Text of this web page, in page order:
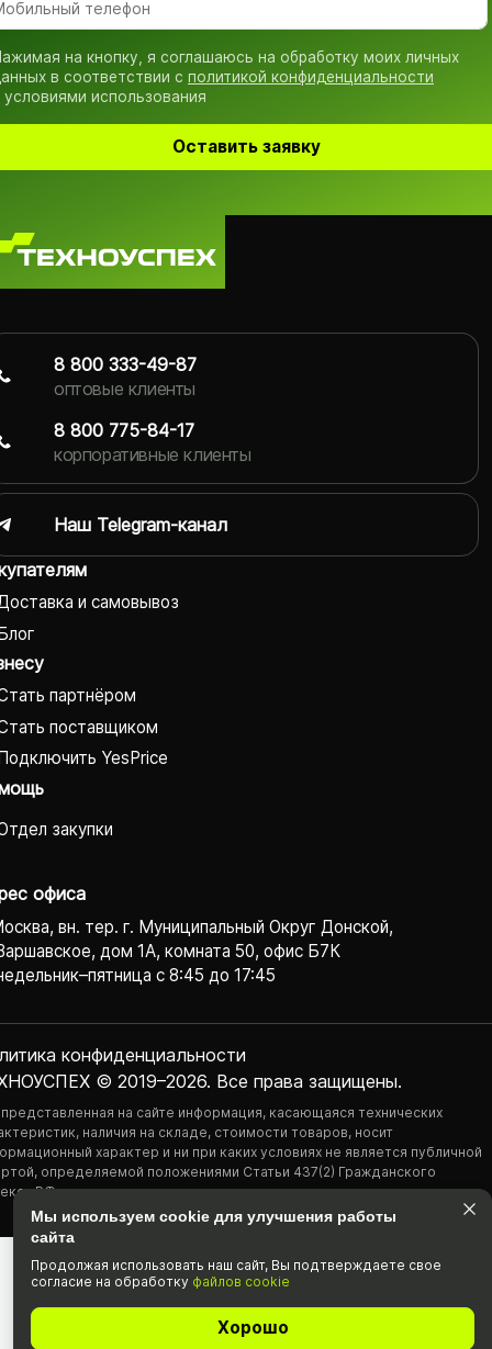
на кнопку, я соглашаюсь на обработку моих личных
в соответствии с политикой конфиденциальности
условиями использования
Оставить заявку
и самовывоз
партнёром
поставщиком
YesPrice
закупки
офиса
вн. тер. г. Муниципальный Округ Донской,
дом 1А, комната 50, офис Б7К
с 8:45 до 17:45
© 2019–2026. Все права защищены.
конфиденциаль­ности
на сайте информация, касающаяся технических
наличия на складе, стоимости товаров, носит
характер и ни при каких условиях не является публичной
определяемой положениями Статьи 437(2) Гражданского
РФ.
8 800 333-49-87
оптовые клиенты
8 800 775-84-17
корпоративные клиенты
Наш Telegram-канал
Мы используем cookie для улучшения работы
сайта
Продолжая использовать наш cайт, Вы подтвержда­ете свое
согласие на обработку файлов cookie
Хорошо